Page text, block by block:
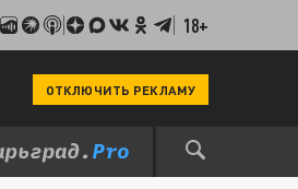
18+
ОТКЛЮЧИТЬ РЕКЛАМУ